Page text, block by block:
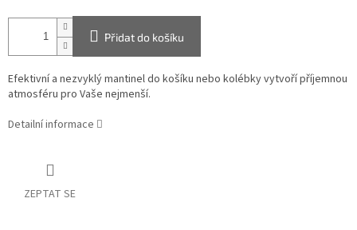
Přidat do košíku
Efektivní a nezvyklý mantinel do košíku nebo kolébky vytvoří příjemnou
atmosféru pro Vaše nejmenší.
Detailní informace
ZEPTAT SE